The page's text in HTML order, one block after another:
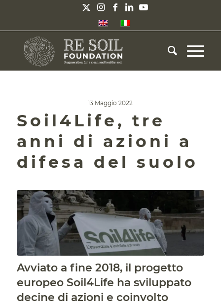
13 Maggio 2022
Soil4Life, tre
anni di azioni a
difesa del suolo
Avviato a fine 2018, il progetto
europeo Soil4Life ha sviluppato
decine di azioni e coinvolto